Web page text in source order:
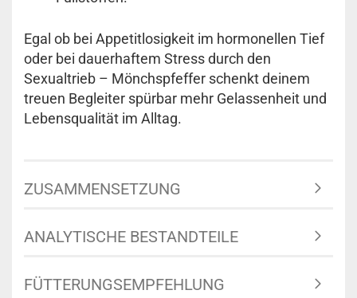
Egal ob bei Appetitlosigkeit im hormonellen Tief
oder bei dauerhaftem Stress durch den
Sexualtrieb – Mönchspfeffer schenkt deinem
treuen Begleiter spürbar mehr Gelassenheit und
Lebensqualität im Alltag.
ZUSAMMENSETZUNG
ANALYTISCHE BESTANDTEILE
FÜTTERUNGSEMPFEHLUNG